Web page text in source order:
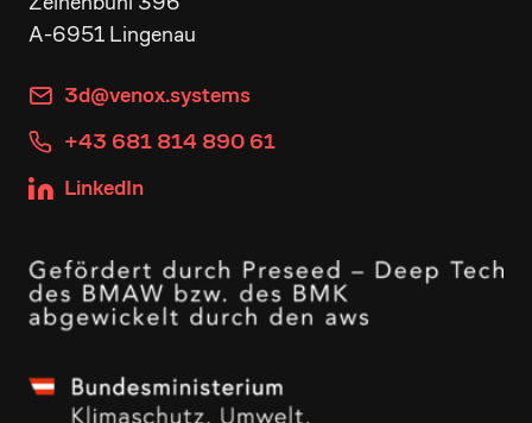
A-6951 Lingenau
3d@venox.systems
+43 681 814 890 61
LinkedIn